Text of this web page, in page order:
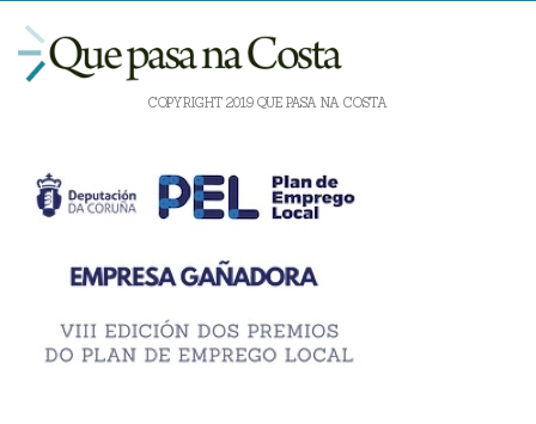
COPYRIGHT 2019 QUE PASA NA COSTA